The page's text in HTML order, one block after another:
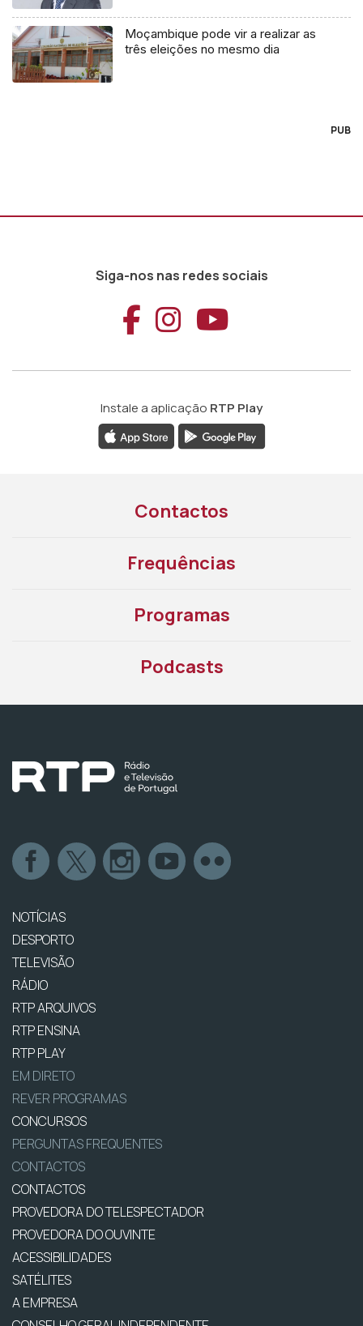
Moçambique pode vir a realizar as
três eleições no mesmo dia
PUB
Siga-nos nas redes sociais
Aceder ao
Aceder ao
Aceder
Instale a aplicação RTP Play
Contactos
Frequências
Programas
Podcasts
NOTÍCIAS
DESPORTO
TELEVISÃO
RÁDIO
RTP ARQUIVOS
RTP ENSINA
RTP PLAY
EM DIRETO
REVER PROGRAMAS
CONCURSOS
PERGUNTAS FREQUENTES
CONTACTOS
CONTACTOS
PROVEDORA DO TELESPECTADOR
PROVEDORA DO OUVINTE
ACESSIBILIDADES
SATÉLITES
A EMPRESA